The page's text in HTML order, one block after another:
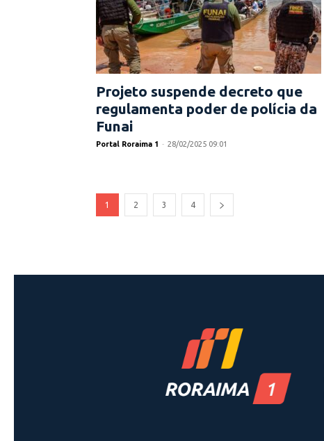
Projeto suspende decreto que
regulamenta poder de polícia da
Funai
Portal Roraima 1 - 28/02/2025 09:01
1 2 3 4